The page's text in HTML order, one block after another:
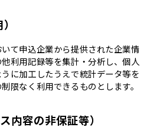
て申込企業から提供された企業情
利用記録等を集計・分析し、個人
に加工したうえで統計データ等を
限なく利用できるものとします。
内容の非保証等）